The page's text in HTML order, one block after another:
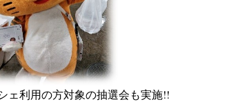
ェ利用の方対象の抽選会も実施!!